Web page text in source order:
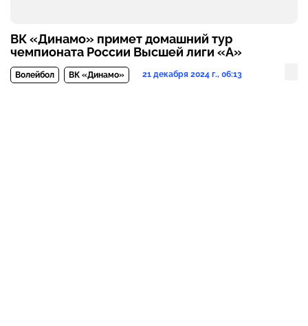
ВК «Динамо» примет домашний тур
чемпионата России Высшей лиги «А»
Волейбол ВК «Динамо» 21 декабря 2024 г., 06:13